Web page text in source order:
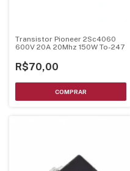
Transistor Pioneer 2Sc4060
600V 20A 20Mhz 150W To-247
R$70,00